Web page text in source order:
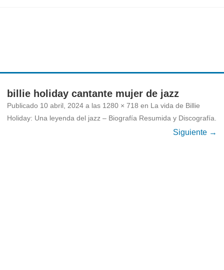
Ir
contenido
billie holiday cantante mujer de jazz
Publicado 10 abril, 2024 a las 1280 × 718 en La vida de Billie
Holiday: Una leyenda del jazz – Biografía Resumida y Discografía
Siguiente →